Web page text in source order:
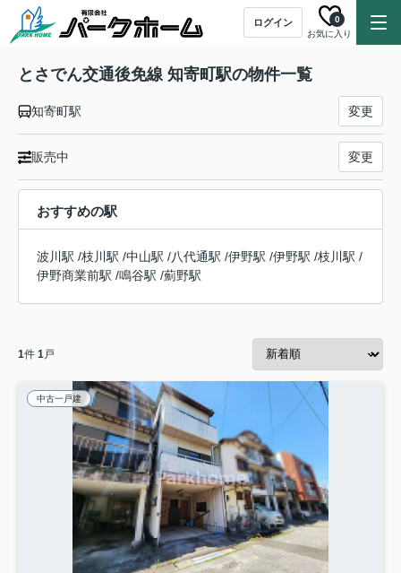
ログイン
お気に入り
0
とさでん交通後免線 知寄町駅の物件一覧
知寄町駅 変更
販売中 変更
おすすめの駅
波川駅 /枝川駅 /中山駅 /八代通駅 /伊野駅 /伊野駅 /枝川駅 /
伊野商業前駅 /鳴谷駅 /薊野駅
1件 1戸
中古一戸建